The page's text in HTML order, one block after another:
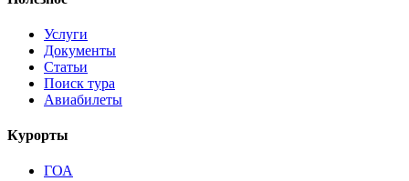
Услуги
Документы
Статьи
Поиск тура
Авиабилеты
Курорты
ГОА